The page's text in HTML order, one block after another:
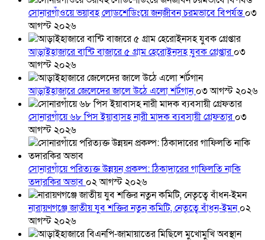
সোনারগাঁওয়ে ভয়াবহ লোডশেডিংয়ে জনজীবন চরমভাবে বিপর্যস্ত০৩
আগস্ট ২০২৬
আড়াইহাজারে বান্টি বাজারে ৫ গ্রাম হেরোইনসহ যুবক গ্রেপ্তার০৩
আগস্ট ২০২৬
আড়াইহাজারে জেলেদের জালে উঠে এলো শর্টগান০৩ আগস্ট ২০২৬
সোনারগাঁয়ে ৬৮ পিস ইয়াবাসহ নারী মাদক ব্যবসায়ী গ্রেফতার০৩
আগস্ট ২০২৬
সোনারগাঁয়ে পরিত্যক্ত উন্নয়ন প্রকল্প: ঠিকাদারের গাফিলতি নাকি
তদারকির অভাব ০২ আগস্ট ২০২৬
নারায়ণগঞ্জে জাতীয় যুব শক্তির নতুন কমিটি, নেতৃত্বে বাঁধন-ইমন০২
আগস্ট ২০২৬